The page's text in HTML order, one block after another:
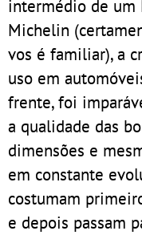
intermédio de um
Michelin
vos é familiar), a
uso em
frente, foi
a qualidade das
dimensões e
em constante
costumam
e depois passam